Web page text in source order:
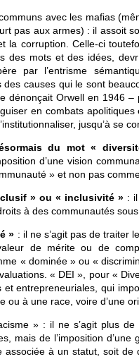
avec les mafias
pas aux armes) : il assoit
la corruption. Celle-ci
des mots et des idées,
par l’entrisme
causes qui le sont
dénonçait Orwell en 1946
en combats
jusqu’à se
du mot «
d’une vision
» et non pas
» ou « inclusivité »: il
à des communautés
» : il ne s’agit pas de traiter
de mérite ou de
« dominée » ou «
« DEI », pour «
entrepreneuriales, qui
ou à une race, voire d’une
» : il ne s’agit plus
mais de l’imposition
associée à un statut, soit